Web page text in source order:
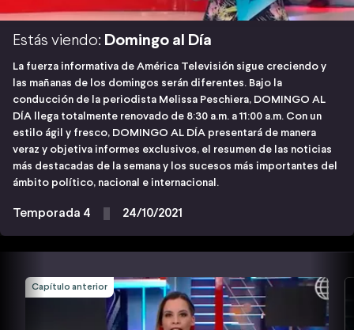
Estás viendo: Domingo al Día
La fuerza informativa de América Televisión sigue creciendo y
las mañanas de los domingos serán diferentes. Bajo la
conducción de la periodista Melissa Peschiera, DOMINGO AL
DÍA llega totalmente renovado de 8:30 a.m. a 11:00 a.m. Con un
estilo ágil y fresco, DOMINGO AL DÍA presentará de manera
veraz y objetiva informes exclusivos, el resumen de las noticias
más destacadas de la semana y los sucesos más importantes del
ámbito político, nacional e internacional.
Temporada 4 24/10/2021
Capítulo anterior